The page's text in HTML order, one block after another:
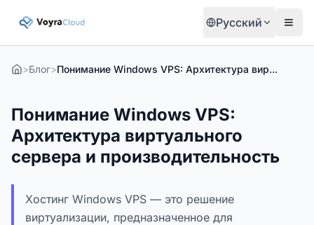
Русский
>Блог> Понимание Windows VPS: Архитектура виртуального сервера и производительность
Понимание Windows VPS:
Архитектура виртуального
сервера и производительность
Хостинг Windows VPS — это решение
виртуализации, предназначенное для